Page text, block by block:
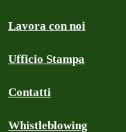
Lavora con noi
Ufficio Stampa
Contatti
Whistleblowing